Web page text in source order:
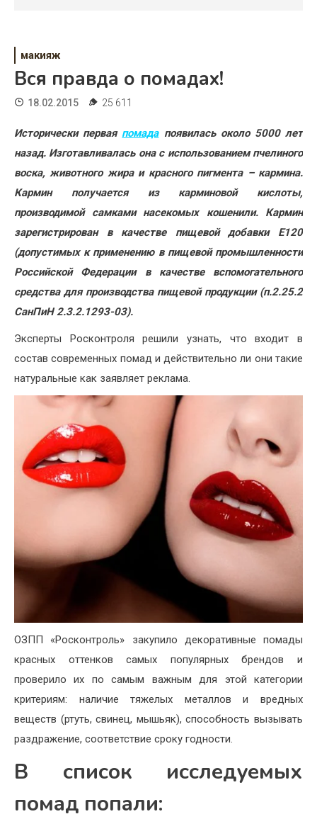
Дом
Жизнь
Хобби
Красота
Недвижимость
макияж
Вся правда о помадах!
18.02.2015 25 611
Исторически первая помадапоявилась около 5000 лет
назад. Изготавливалась она с использованием пчелиного
воска, животного жира и красного пигмента – кармина.
Кармин получается из карминовой кислоты,
производимой самками насекомых кошенили. Кармин
зарегистрирован в качестве пищевой добавки Е120
(допустимых к применению в пищевой промышленности
Российской Федерации в качестве вспомогательного
средства для производства пищевой продукции (п.2.25.2
СанПиН 2.3.2.1293-03).
Эксперты Росконтроля решили узнать, что входит в
состав современных помад и действительно ли они такие
натуральные как заявляет реклама.
ОЗПП «Росконтроль» закупило декоративные помады
красных оттенков самых популярных брендов и
проверило их по самым важным для этой категории
критериям: наличие тяжелых металлов и вредных
веществ (ртуть, свинец, мышьяк), способность вызывать
раздражение, соответствие сроку годности.
В список исследуемых
помад попали: